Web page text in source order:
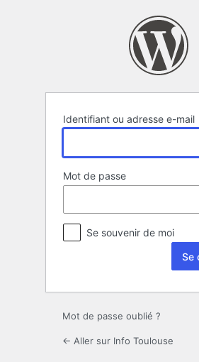
Identifiant ou adresse e-mail
Mot de passe
Se souvenir de moi
Mot de passe oublié ?
← Aller sur Info Toulouse